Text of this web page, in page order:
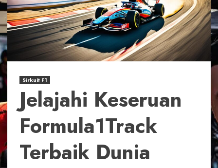
Sirkuit F1
Jelajahi Keseruan
Formula1Track
Terbaik Dunia